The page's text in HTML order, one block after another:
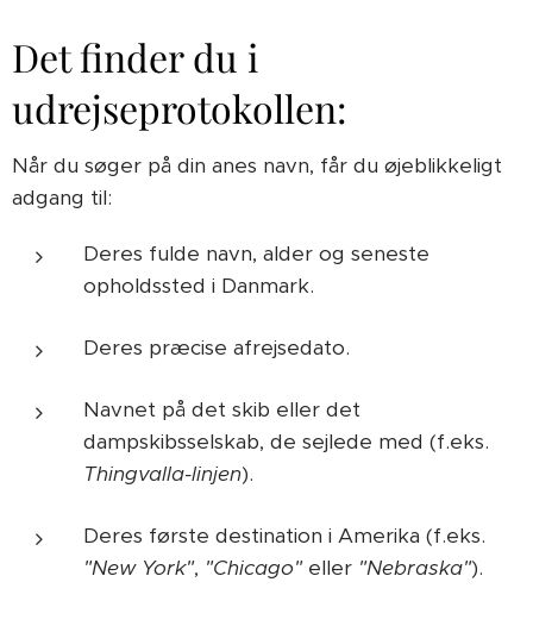
Det finder du i
udrejseprotokollen:
Når du søger på din anes navn, får du øjeblikkeligt
adgang til:
Deres fulde navn, alder og seneste
opholdssted i Danmark.
Deres præcise afrejsedato.
Navnet på det skib eller det
dampskibsselskab, de sejlede med (f.eks.
Thingvalla-linjen).
Deres første destination i Amerika (f.eks.
"New York", "Chicago"eller "Nebraska").